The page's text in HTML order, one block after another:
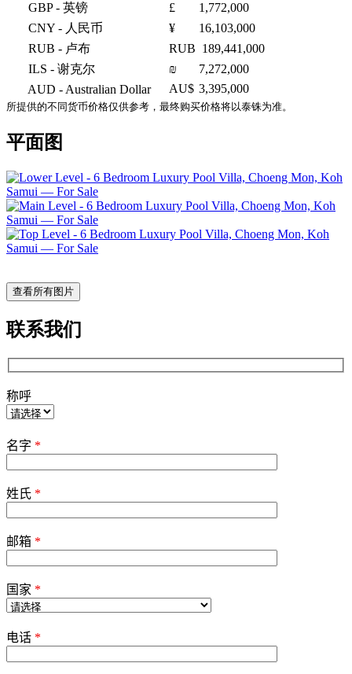
GBP- 英镑 £
1,772,000
CNY - 人民币 ¥
16,103,000
RUB - 卢布 RUB 189,441,000
ILS - 谢克尔 ₪
7,272,000
AUD - Australian Dollar AU$ 3,395,000
所提供的不同货币价格仅供参考，最终购买价格将以泰铢为准。
平面图
查看所有图片
联系我们
称呼
leave
this
field
empty.
名字 *
姓氏 *
邮箱 *
国家 *
电话 *